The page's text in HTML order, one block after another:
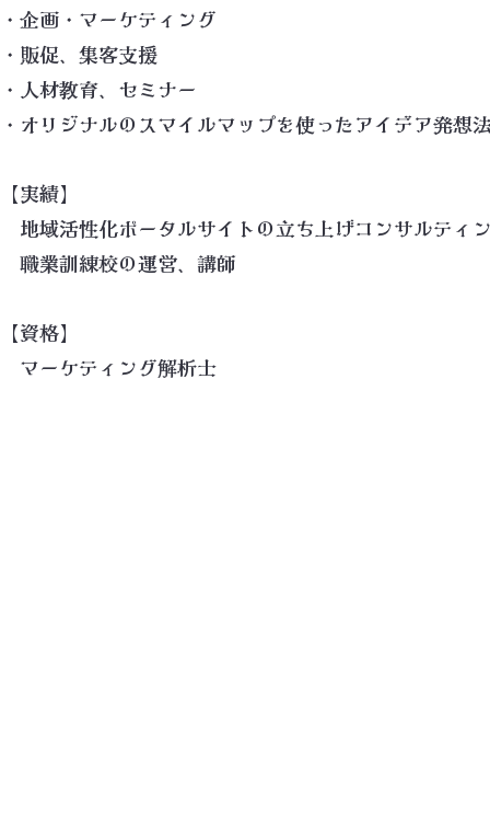
・企画・マーケティング
・販促、集客支援
・人材教育、セミナー
・オリジナルのスマイルマップを使ったアイデア発想
【実績】
地域活性化ポータルサイトの立ち上げコンサルティ
職業訓練校の運営、講師
【資格】
マーケティング解析士